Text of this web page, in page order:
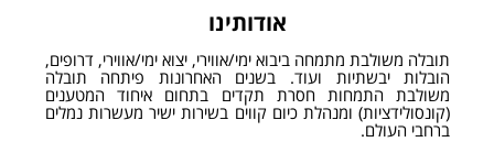
אודותינו
תובלה משולבת מתמחה ביבוא ימי/אווירי, יצוא ימי/אווירי, דרופים,
הובלות יבשתיות ועוד. בשנים האחרונות פיתחה תובלה
משולבת התמחות חסרת תקדים בתחום איחוד המטענים
(קונסולידציות) ומנהלת כיום קווים בשירות ישיר מעשרות נמלים
ברחבי העולם.